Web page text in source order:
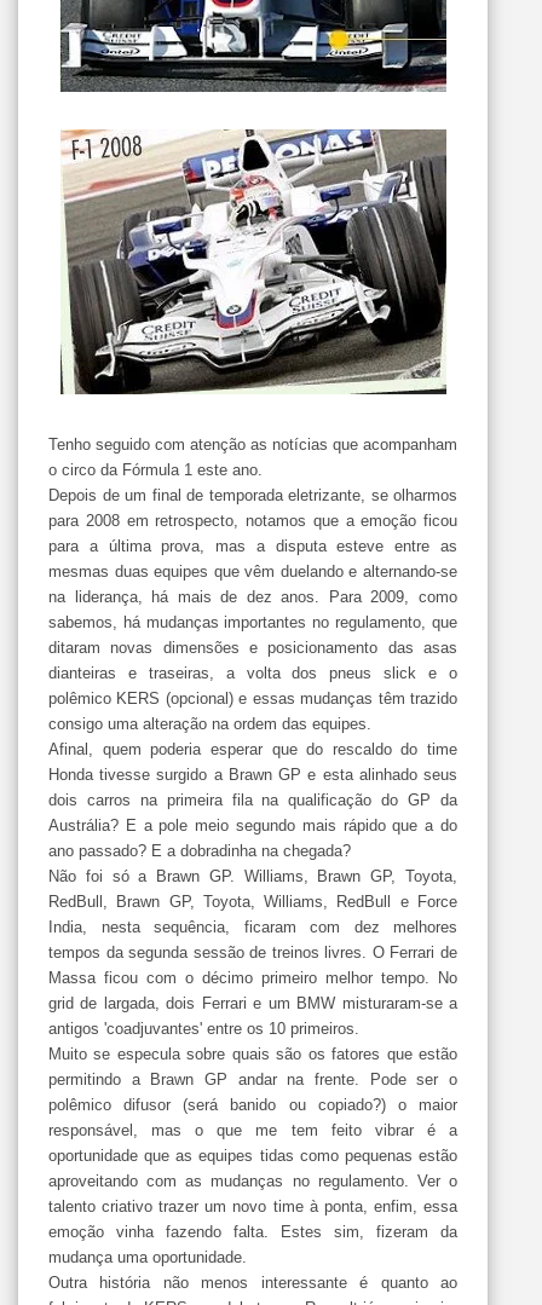
Tenho seguido com atenção as notícias que acompanham
o circo da Fórmula 1 este ano.
Depois de um final de temporada eletrizante, se olharmos
para 2008 em retrospecto, notamos que a emoção ficou
para a última prova, mas a disputa esteve entre as
mesmas duas equipes que vêm duelando e alternando-se
na liderança, há mais de dez anos. Para 2009, como
sabemos, há mudanças importantes no regulamento, que
ditaram novas dimensões e posicionamento das asas
dianteiras e traseiras, a volta dos pneus slick e o
polêmico KERS (opcional) e essas mudanças têm trazido
consigo uma alteração na ordem das equipes.
Afinal, quem poderia esperar que do rescaldo do time
Honda tivesse surgido a Brawn GP e esta alinhado seus
dois carros na primeira fila na qualificação do GP da
Austrália? E a pole meio segundo mais rápido que a do
ano passado? E a dobradinha na chegada?
Não foi só a Brawn GP. Williams, Brawn GP, Toyota,
RedBull, Brawn GP, Toyota, Williams, RedBull e Force
India, nesta sequência, ficaram com dez melhores
tempos da segunda sessão de treinos livres. O Ferrari de
Massa ficou com o décimo primeiro melhor tempo. No
grid de largada, dois Ferrari e um BMW misturaram-se a
antigos 'coadjuvantes' entre os 10 primeiros.
Muito se especula sobre quais são os fatores que estão
permitindo a Brawn GP andar na frente. Pode ser o
polêmico difusor (será banido ou copiado?) o maior
responsável, mas o que me tem feito vibrar é a
oportunidade que as equipes tidas como pequenas estão
aproveitando com as mudanças no regulamento. Ver o
talento criativo trazer um novo time à ponta, enfim, essa
emoção vinha fazendo falta. Estes sim, fizeram da
mudança uma oportunidade.
Outra história não menos interessante é quanto ao